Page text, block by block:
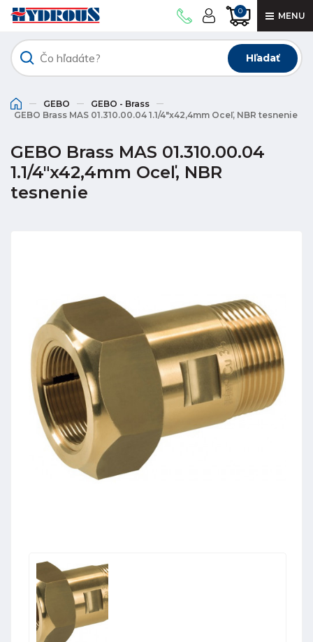
0 MENU
Hľadať
GEBO
GEBO - Brass
GEBO Brass MAS 01.310.00.04 1.1/4"x42,4mm Oceľ, NBR tesnenie
GEBO Brass MAS 01.310.00.04
1.1/4"x42,4mm Oceľ, NBR
tesnenie